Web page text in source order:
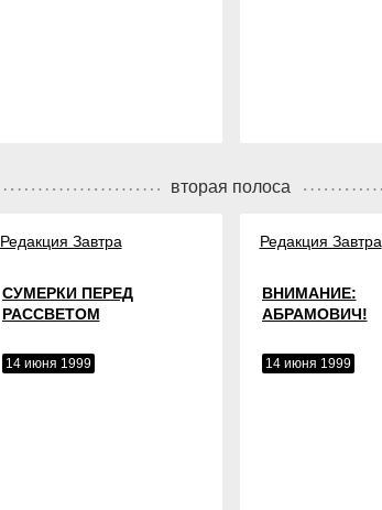
вторая полоса
Редакция Завтра
СУМЕРКИ ПЕРЕД
РАССВЕТОМ
14 июня 1999
Редакция Завтра
ВНИМАНИЕ:
АБРАМОВИЧ!
14 июня 1999